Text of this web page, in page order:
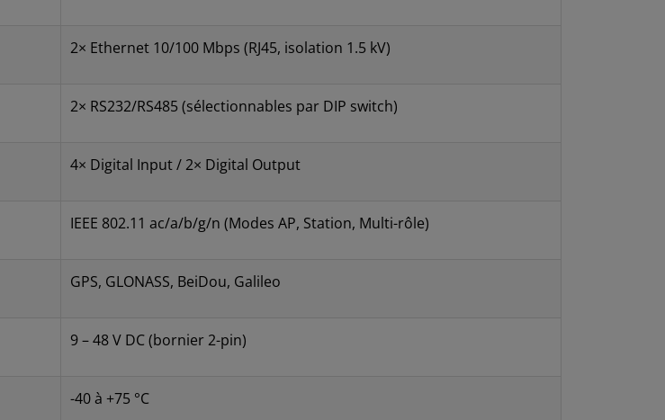
2× Ethernet 10/100 Mbps (RJ45, isolation 1.5 kV)
2× RS232/RS485 (sélectionnables par DIP switch)
4× Digital Input / 2× Digital Output
IEEE 802.11 ac/a/b/g/n (Modes AP, Station, Multi-rôle)
GPS, GLONASS, BeiDou, Galileo
9 – 48 V DC (bornier 2-pin)
-40 à +75 °C